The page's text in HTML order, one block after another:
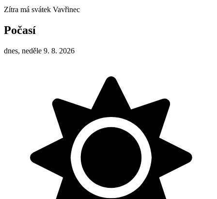
Zítra má svátek Vavřinec
Počasí
dnes, neděle 9. 8. 2026